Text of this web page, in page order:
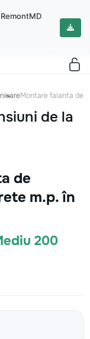
Montare faianta de
de la
de
m.p. în
200